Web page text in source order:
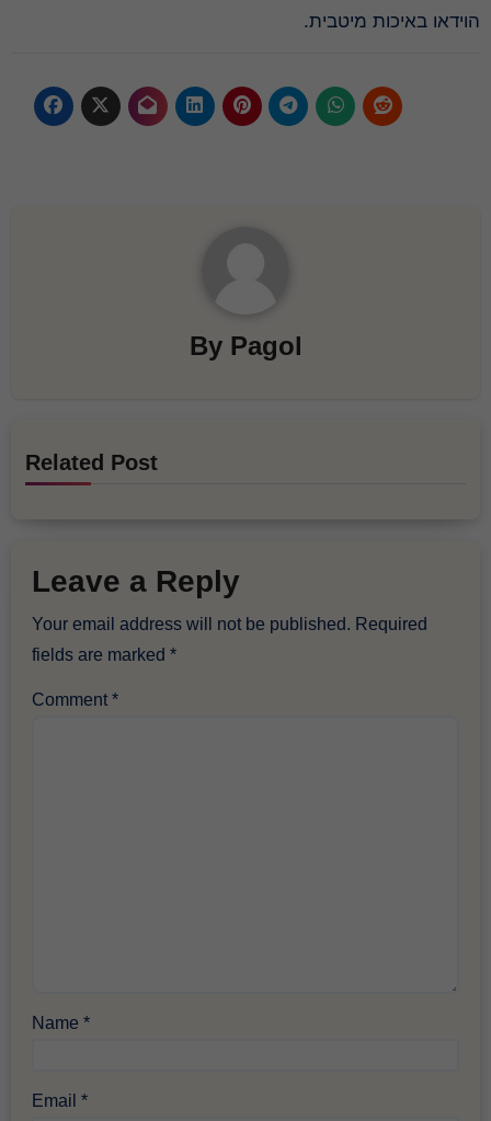
הוידאו באיכות מיטבית.
By Pagol
Related Post
Leave a Reply
Your email address will not be published. Required
fields are marked*
Comment*
Name*
Email*